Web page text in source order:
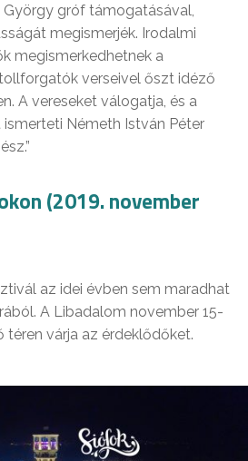
gróf támogatásával,
megismerjék. Irodalmi
megismerkedhetnek a
verseivel őszt idéző
A vereseket válogatja, és a
Németh István Péter
(2019. november
az idei évben sem maradhat
A Libadalom november 15-
téren várja az érdeklődőket.